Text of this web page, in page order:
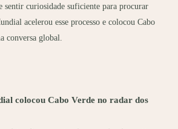
sentir curiosidade suficiente para procurar
acelerou esse processo e colocou Cabo
conversa global.
colocou Cabo Verde no radar dos